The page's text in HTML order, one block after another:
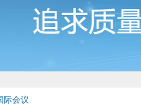
际会议